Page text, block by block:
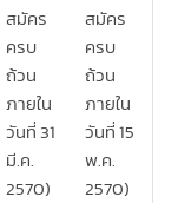
สมัคร
ครบ
ถ้วน
ภายใน
วันที่ 31
มี.ค.
2570)
สมัคร
ครบ
ถ้วน
ภายใน
วันที่ 15
พ.ค.
2570)